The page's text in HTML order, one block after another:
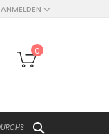
ANMELDEN
Mein
0